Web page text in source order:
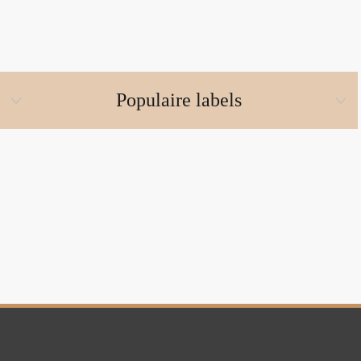
Populaire labels